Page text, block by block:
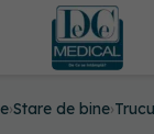
›Stare de bine›